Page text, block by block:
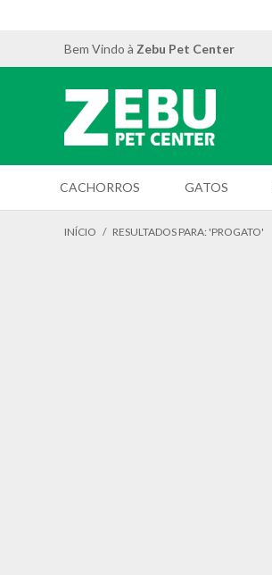
Bem Vindo à Zebu Pet Center
CACHORROS GATOS
INÍCIO / RESULTADOS PARA: 'PROGATO'